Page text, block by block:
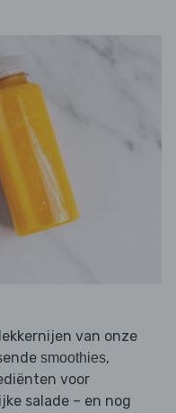
van onze
smoothies,
voor
salade – en nog